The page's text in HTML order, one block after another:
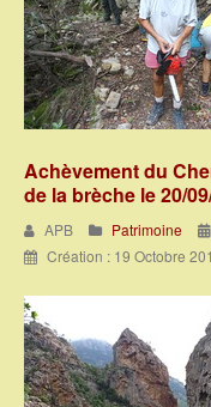
Achèvement du
de la brèche le 20/
APB Patrimoine
Création : 19 Octobre